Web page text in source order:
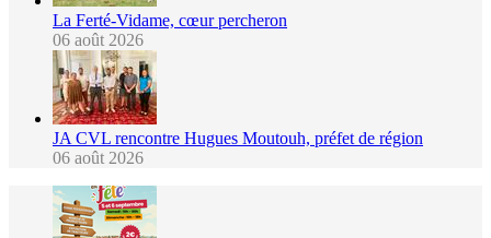
La Ferté-Vidame, cœur percheron
06 août 2026
JA CVL rencontre Hugues Moutouh, préfet de région
06 août 2026